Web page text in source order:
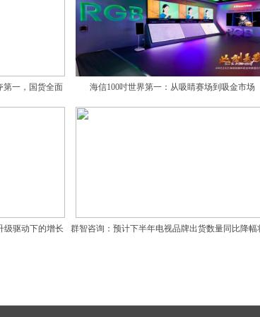
第一，国货全面 海信100吋世界第一：从吸睛赛场到吸金市场
级驱动下的增长 群智咨询：预计下半年电视品牌出货数量同比降幅